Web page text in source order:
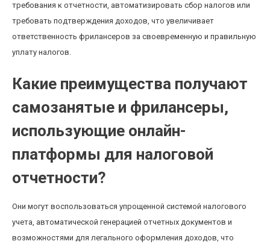
требования к отчетности, автоматизировать сбор налогов или
требовать подтверждения доходов, что увеличивает
ответственность фрилансеров за своевременную и правильную
уплату налогов.
Какие преимущества получают
самозанятые и фрилансеры,
использующие онлайн-
платформы для налоговой
отчетности?
Они могут воспользоваться упрощенной системой налогового
учета, автоматической генерацией отчетных документов и
возможностями для легального оформления доходов, что